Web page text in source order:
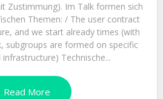
Zustimmung). Im Talk formen sich
Themen: / The user contract
and we start already times (with
subgroups are formed on specific
Technische...
Read More